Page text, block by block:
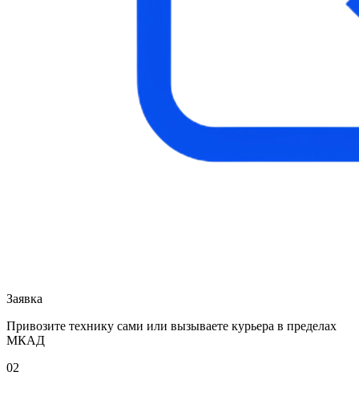
Заявка
Привозите технику сами или вызываете курьера в пределах
МКАД
02